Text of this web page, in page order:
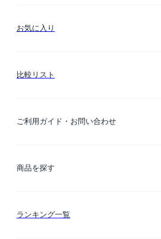
お気に入り
比較リスト
ご利用ガイド・お問い合わせ
ご利用ガイド
商品を探す
カテゴリー検索
ランキング一覧